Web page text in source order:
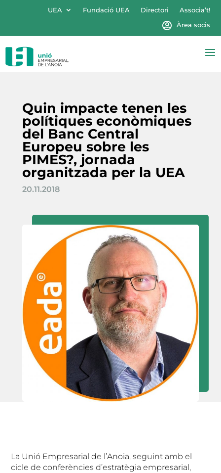
UEA Fundació UEA Directori
Associa’t!
Àrea socis
Quin impacte tenen les
polítiques econòmiques
del Banc Central
Europeu sobre les
PIMES?, jornada
organitzada per la UEA
20.11.2018
La Unió Empresarial de l’Anoia, seguint amb el
cicle de conferències d’estratègia empresarial,